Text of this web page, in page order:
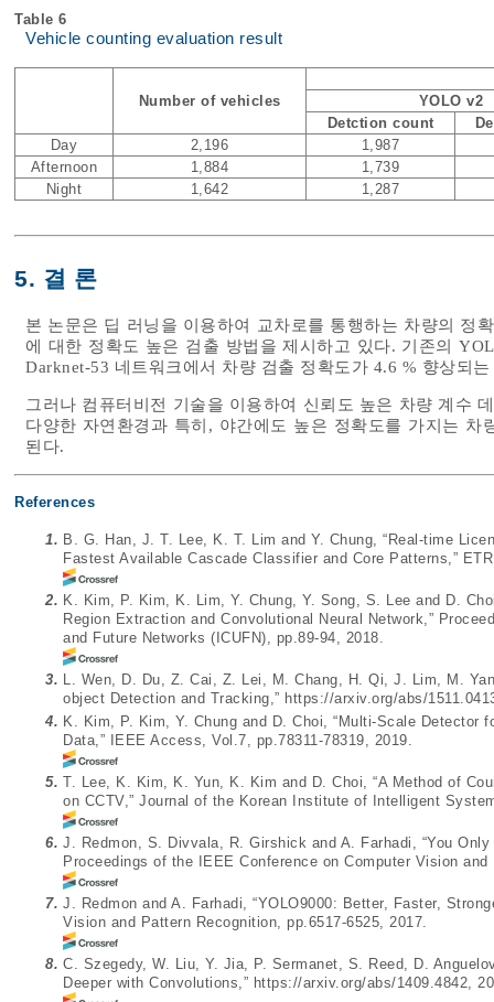
Table 6
Vehicle counting evaluation result
Number of vehicles
YOLO v2
Detction count
Day
2,196
1,987
Afternoon
1,884
1,739
Night
1,642 1,287
5. 결 론
본 논문은 딥 러닝을 이용하여 교차로를 통행하는 차량의 정
에 대한 정확도 높은 검출 방법을 제시하고 있다. 기존의
Darknet-53 네트워크에서 차량 검출 정확도가 4.6 % 향상되
그러나 컴퓨터비전 기술을 이용하여 신뢰도 높은 차량 계수
다양한 자연환경과 특히, 야간에도 높은 정확도를 가지는
된다.
References
1. B. G. Han, J. T. Lee, K. T. Lim and Y. Chung, “Real-time
Fastest Available Cascade Classifier and Core Patterns,”
2. K. Kim, P. Kim, K. Lim, Y. Chung, Y. Song, S. Lee and D.
Region Extraction and Convolutional Neural Network,”
and Future Networks (ICUFN), pp.89-94, 2018.
3. L. Wen, D. Du, Z. Cai, Z. Lei, M. Chang, H. Qi, J. Lim, M.
object Detection and Tracking,” https://arxiv.org/abs/
4. K. Kim, P. Kim, Y. Chung and D. Choi, “Multi-Scale
Data,” IEEE Access, Vol.7, pp.78311-78319, 2019.
5. T. Lee, K. Kim, K. Yun, K. Kim and D. Choi, “A Method of
on CCTV,” Journal of the Korean Institute of Intelligent
6. J. Redmon, S. Divvala, R. Girshick and A. Farhadi, “You
Proceedings of the IEEE Conference on Computer Vision
7. J. Redmon and A. Farhadi, “YOLO9000: Better, Faster,
Vision and Pattern Recognition, pp.6517-6525, 2017.
8. C. Szegedy, W. Liu, Y. Jia, P. Sermanet, S. Reed, D.
Deeper with Convolutions,” https://arxiv.org/abs/1409.4842,